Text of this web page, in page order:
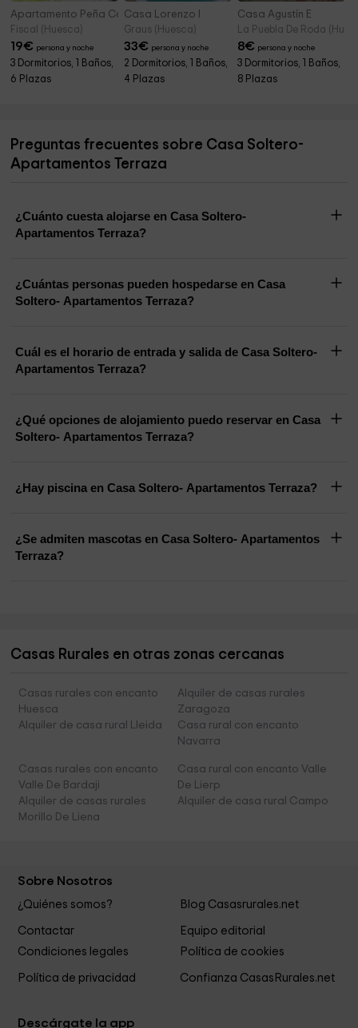
Apartamento Peña Cancias
Fiscal (Huesca)
19€ persona y noche
3 Dormitorios, 1 Baños,
6 Plazas
Casa Lorenzo I
Graus (Huesca)
33€ persona y noche
2 Dormitorios, 1 Baños,
4 Plazas
Casa Agustín E
La Puebla De Roda
8€ persona y noche
3 Dormitorios, 1 Baños,
8 Plazas
Preguntas frecuentes sobre Casa Soltero-
Apartamentos Terraza
¿Cuánto cuesta alojarse en Casa Soltero-
Apartamentos Terraza?
¿Cuántas personas pueden hospedarse en Casa
Soltero- Apartamentos Terraza?
Cuál es el horario de entrada y salida de Casa Soltero-
Apartamentos Terraza?
¿Qué opciones de alojamiento puedo reservar en Casa
Soltero- Apartamentos Terraza?
¿Hay piscina en Casa Soltero- Apartamentos Terraza?
¿Se admiten mascotas en Casa Soltero- Apartamentos
Terraza?
Casas Rurales en otras zonas cercanas
Casas rurales con encanto
Huesca
Alquiler de casas rurales
Zaragoza
Alquiler de casa rural Lleida
Casa rural con encanto
Navarra
Casas rurales con encanto
Valle De Bardaji
Casa rural con encanto Valle
De Lierp
Alquiler de casas rurales
Morillo De Liena
Alquiler de casa rural Campo
Sobre Nosotros
¿Quiénes somos? Blog Casasrurales.net
Contactar
Equipo editorial
Condiciones legales
Política de cookies
Política de privacidad Confianza CasasRurales.net
Descárgate la app